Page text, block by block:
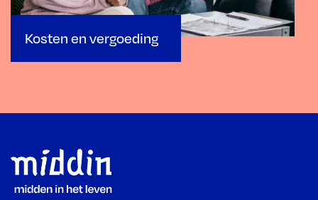
Kosten en vergoeding
Footer